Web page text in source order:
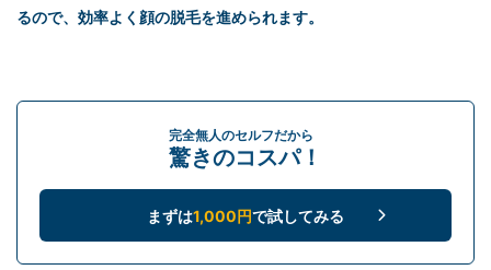
るので、効率よく顔の脱毛を進められます。
完全無人のセルフだから
驚きのコスパ！
まずは1,000円で試してみる